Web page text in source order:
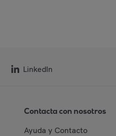
LinkedIn
Contacta con nosotros
Ayuda y Contacto